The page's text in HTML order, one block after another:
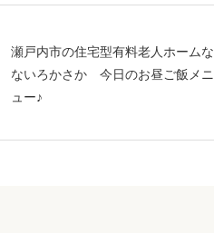
瀬戸内市の住宅型有料老人ホームな
ないろかさか 今日のお昼ご飯メニ
ュー♪